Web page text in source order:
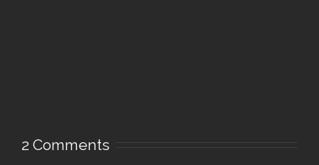
2 Comments